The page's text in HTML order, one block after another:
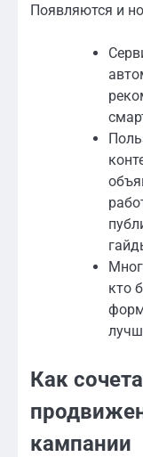
Появляются и
кто
Как
кампании